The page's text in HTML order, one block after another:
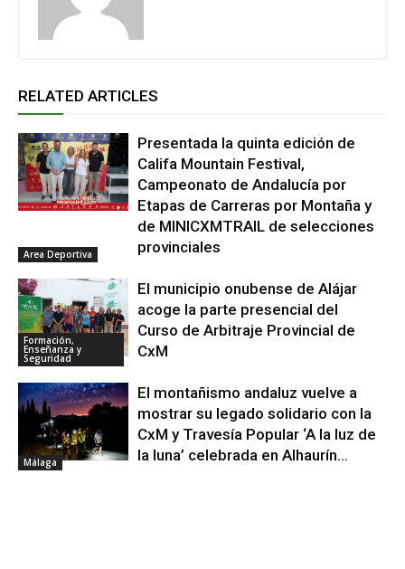
RELATED ARTICLES
Area Deportiva
Presentada la quinta edición de
Califa Mountain Festival,
Campeonato de Andalucía por
Etapas de Carreras por Montaña y
de MINICXMTRAIL de selecciones
provinciales
Formación,
Enseñanza y
Seguridad
El municipio onubense de Alájar
acoge la parte presencial del
Curso de Arbitraje Provincial de
CxM
Málaga
El montañismo andaluz vuelve a
mostrar su legado solidario con la
CxM y Travesía Popular ‘A la luz de
la luna’ celebrada en Alhaurín...